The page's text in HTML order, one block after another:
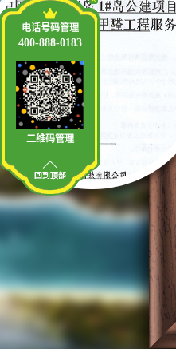
电话号码管理
400-888-0183
二维码管理